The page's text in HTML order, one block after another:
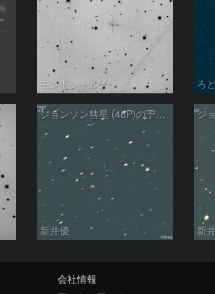
モンドシャルナ ろ
ジョンソン彗星 (48P)の予報位置：2024/08/26
新井優 新
会社情報